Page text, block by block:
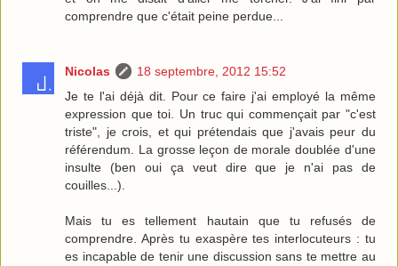
comprendre que c'était peine perdue...
Nicolas
18 septembre, 2012 15:52
Je te l'ai déjà dit. Pour ce faire j'ai employé la même
expression que toi. Un truc qui commençait par "c'est
triste", je crois, et qui prétendais que j'avais peur du
référendum. La grosse leçon de morale doublée d'une
insulte (ben oui ça veut dire que je n'ai pas de
couilles...).
Mais tu es tellement hautain que tu refusés de
comprendre. Après tu exaspère tes interlocuteurs : tu
es incapable de tenir une discussion sans te mettre au